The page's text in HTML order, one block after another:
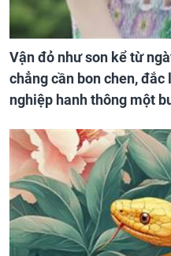
Vận đỏ như son kể từ
chẳng cần bon chen,
nghiệp hanh thông một